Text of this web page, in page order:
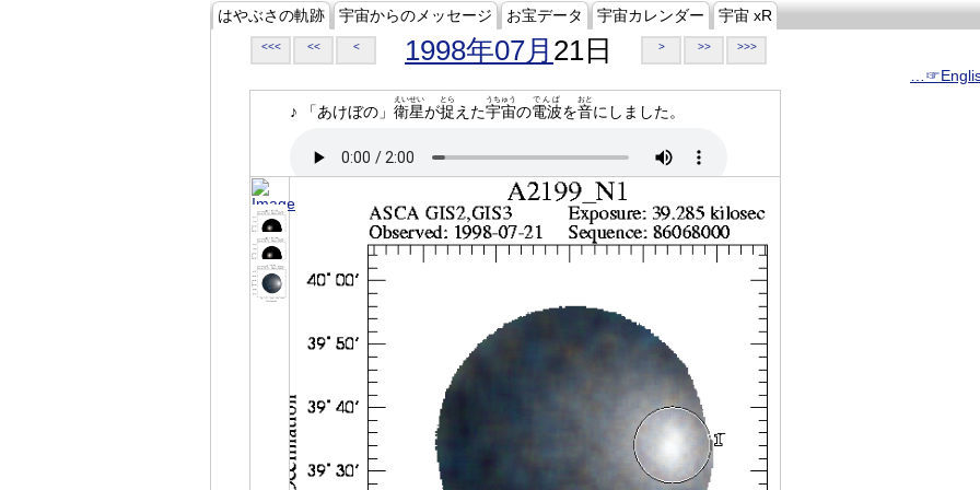
はやぶさの軌跡 宇宙からのメッセージ お宝データ 宇宙カレンダー 宇宙 xR
<<< << < 1998年07月 21日 > >> >>>
♪ 「あけぼの」 衛星
えいせい
が捉
とら
えた宇宙
うちゅう
の電波
でんぱ
を音
おと
にしました。